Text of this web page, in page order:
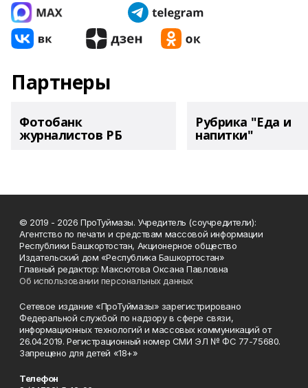
Партнеры
Фотобанк
журналистов РБ
Рубрика "Еда и
напитки"
© 2019 - 2026 ПроТуймазы. Учредитель (соучредители):
Агентство по печати и средствам массовой информации
Республики Башкортостан, Акционерное общество
Издательский дом «Республика Башкортостан»
Главный редактор: Максютова Оксана Павловна
Об использовании персональных данных
Сетевое издание «ПроТуймазы» зарегистрировано
Федеральной службой по надзору в сфере связи,
информационных технологий и массовых коммуникаций от
26.04.2019. Регистрационный номер СМИ ЭЛ № ФС 77-75680.
Запрещено для детей «18+»
Телефон